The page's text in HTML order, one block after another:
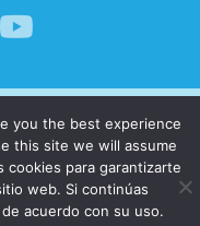
you the best experience
this site we will assume
para garantizarte
web. Si continúas
acuerdo con su uso.